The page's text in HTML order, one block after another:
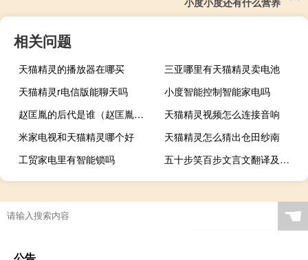
相关问题
天猫精灵的播放器在哪买
三亚哪里有天猫精灵卖电池
天猫精灵r电信版能聊天吗
小度智能控制智能家电吗
赵匡胤的后代是谁（赵匡胤的后代）
天猫精灵视频怎么连接音响
米家电视和天猫精灵哪个好
天猫精灵怎么猜出仓田纱南
工贸家电里有智能锁吗
五十步笑百步文言文翻译及答案（五十步笑百步文言文翻译）
☚